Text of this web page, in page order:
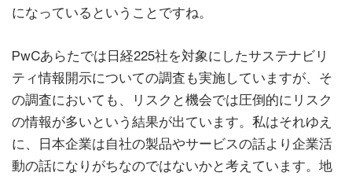
になっているということですね。
PwCあらたでは日経225社を対象にしたサステナビリ
ティ情報開示についての調査も実施していますが、そ
の調査においても、リスクと機会では圧倒的にリスク
の情報が多いという結果が出ています。私はそれゆえ
に、日本企業は自社の製品やサービスの話より企業活
動の話になりがちなのではないかと考えています。地